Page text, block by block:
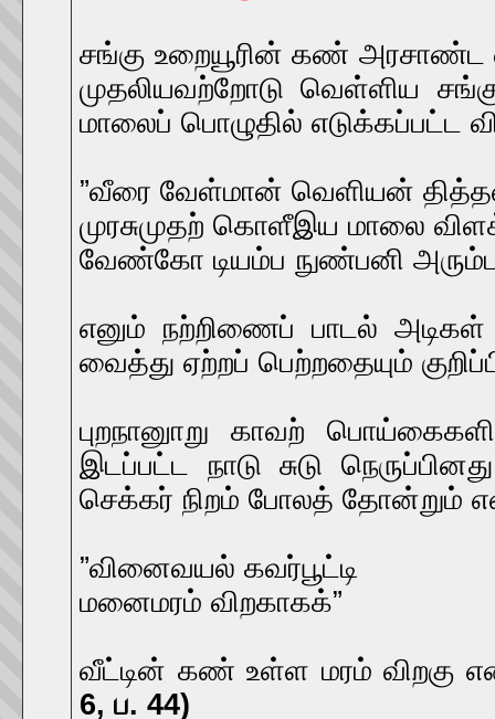
சங்கு உறையூரின் கண் அரசாண்ட
முதலியவற்றோடு வெள்ளிய
மாலைப் பொழுதில் எடுக்கப்பட்ட
”வீரை வேள்மான் வெளியன்
முரசுமுதற் கொளீஇய மாலை
வேண்கோ டியம்ப நுண்பனி
எனும் நற்றிணைப் பாடல் அடிகள்
வைத்து ஏற்றப் பெற்றதையும்
புறநானுாறு காவற்
இடப்பட்ட நாடு சுடு
செக்கர் நிறம் போலத் தோன்றும்
”வினைவயல் கவர்பூட்டி
மனைமரம் விறகாகக்”
வீட்டின் கண் உள்ள மரம் விறகு
6, ப. 44)